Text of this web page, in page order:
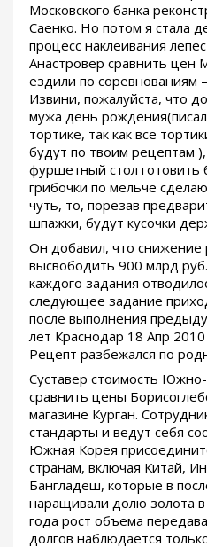
Московского банка
Саенко. Но потом я стала
процесс наклеивания
Анастровер сравнить цен
ездили по соревнованиям
Извини, пожалуйста, что
мужа день
тортике, так как все
будут по твоим рецептам
фуршетный стол готовить
грибочки по мельче
чуть, то, порезав
шпажки, будут кусочки
Он добавил, что снижение
высвободить 900 млрд
каждого задания
следующее задание
после выполнения
лет Краснодар 18 Апр
Рецепт разбежался по
Суставер стоимость
сравнить цены
магазине Курган.
стандарты и ведут себя
Южная Корея
странам, включая Китай,
Бангладеш, которые в
наращивали долю золота в
года рост объема
долгов наблюдается